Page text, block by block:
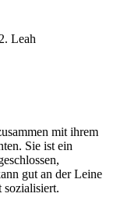
Leah
mit ihrem
Sie ist ein
gut an der Leine
sozialisiert.